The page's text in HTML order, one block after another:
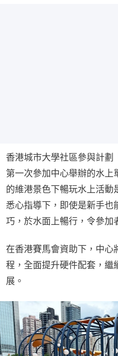
香港城市大學社區參與計劃
第一次參加中心舉辦的水上
的維港景色下暢玩水上活動
悉心指導下，即使是新手也
巧，於水面上暢行，令參加
在香港賽馬會資助下，中
程，全面提升硬件配套，繼
展。